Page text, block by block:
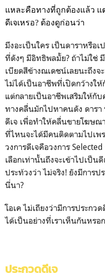
แหละคือทางที่ถูกต้องแล้ว แ
ดีเจเหรอ? ต้องดูก่อนว่า
มึงอะเป็นใคร เป็นดาราหรือเ
ที่ดังๆ มีอิทธิพลมั้ย? ถ้าไม่ใช่
เบียดสีข้างณเดชน์เลยนะถึงจ
ไม่ได้เป็นอาชีพที่เปิดกว้างใ
แต่กลายเป็นอาชีพเสริมให้กั
ทางคลื่นมักไปหาคนดัง ดารา
ดีเจ เพื่อทำให้คลื่นขายโฆษณ
ที่ไหนจะได้มีคนติดตามไปเพ
วงการดีเจคือวงการ Selected
เลือกเท่านั้นถึงจะเข้าไปเป็นดี
ประท้วงว่าไม่จริง! ยังมีการป
นี่นา?
โอเคไม่เถียงว่ามีการประกวด
ได้เป็นอย่างที่เราเห็นกันหรอ
ประกวดดีเจ